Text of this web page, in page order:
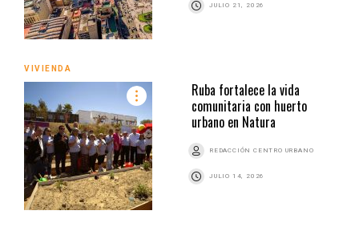
JULIO 21, 2026
VIVIENDA
Ruba fortalece la vida
comunitaria con huerto
urbano en Natura
REDACCIÓN CENTRO URBANO
JULIO 14, 2026